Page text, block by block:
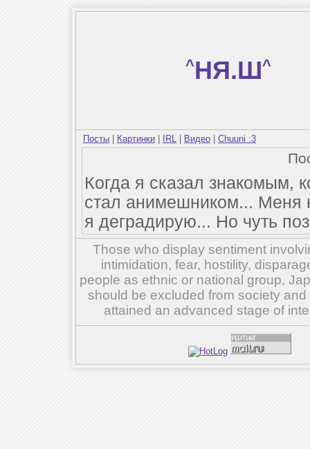
^НЯ.Ш^
Посты Картинки IRL Видео Chuuni :3
Когда я сказал знакомым,
стал анимешником... Меня
я деградирую... Но чуть
Those who display sentiment
intimidation, fear, hostility,
people as ethnic or national group,
should be excluded from society
attained an advanced stage of